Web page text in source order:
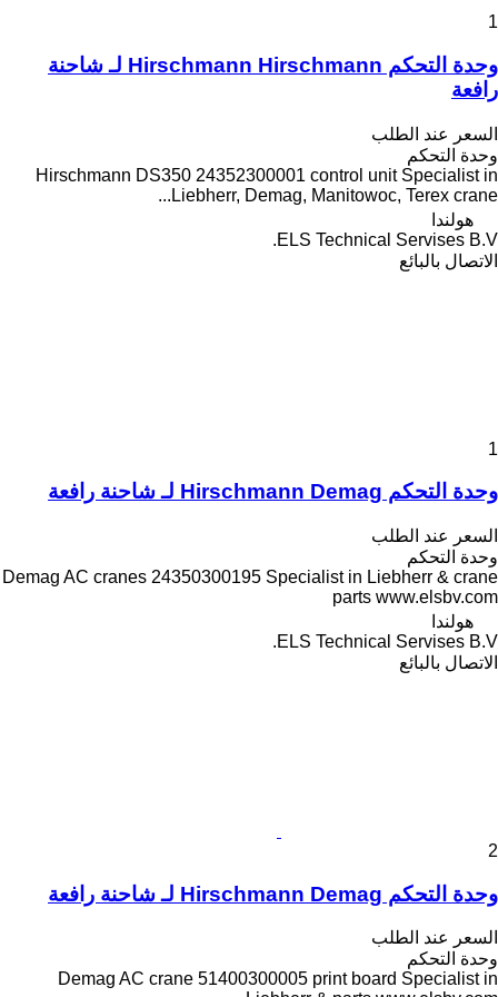
1
وحدة التحكم Hirschmann Hirschmann لـ شاحنة
رافعة
السعر عند الطلب
وحدة التحكم
Hirschmann DS350 24352300001 control unit Specialist in
Liebherr, Demag, Manitowoc, Terex crane...
هولندا
ELS Technical Servises B.V.
الاتصال بالبائع
1
وحدة التحكم Hirschmann Demag لـ شاحنة رافعة
السعر عند الطلب
وحدة التحكم
Demag AC cranes 24350300195 Specialist in Liebherr & crane
parts www.elsbv.com
هولندا
ELS Technical Servises B.V.
الاتصال بالبائع
2
وحدة التحكم Hirschmann Demag لـ شاحنة رافعة
السعر عند الطلب
وحدة التحكم
Demag AC crane 51400300005 print board Specialist in